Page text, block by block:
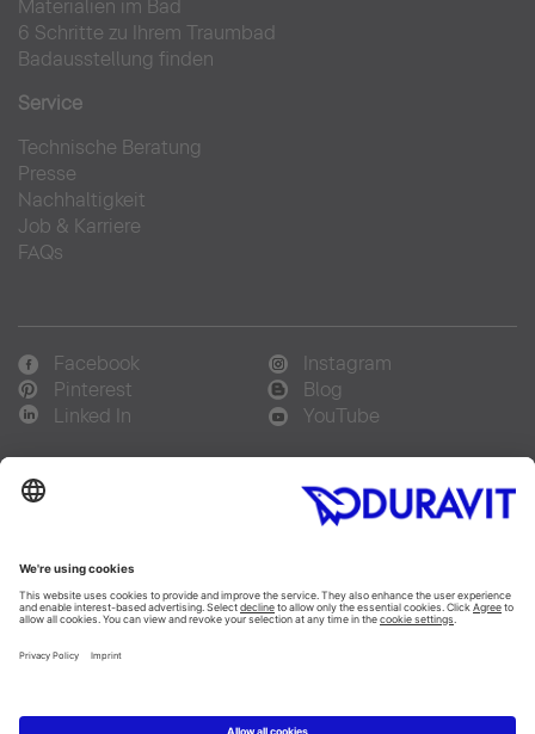
Materialien im Bad
6 Schritte zu Ihrem Traumbad
Badausstellung finden
Service
Technische Beratung
Presse
Nachhaltigkeit
Job & Karriere
FAQs
Facebook
Instagram
Pinterest
Blog
Linked In
YouTube
Sprachauswahl:
Français
Italiano